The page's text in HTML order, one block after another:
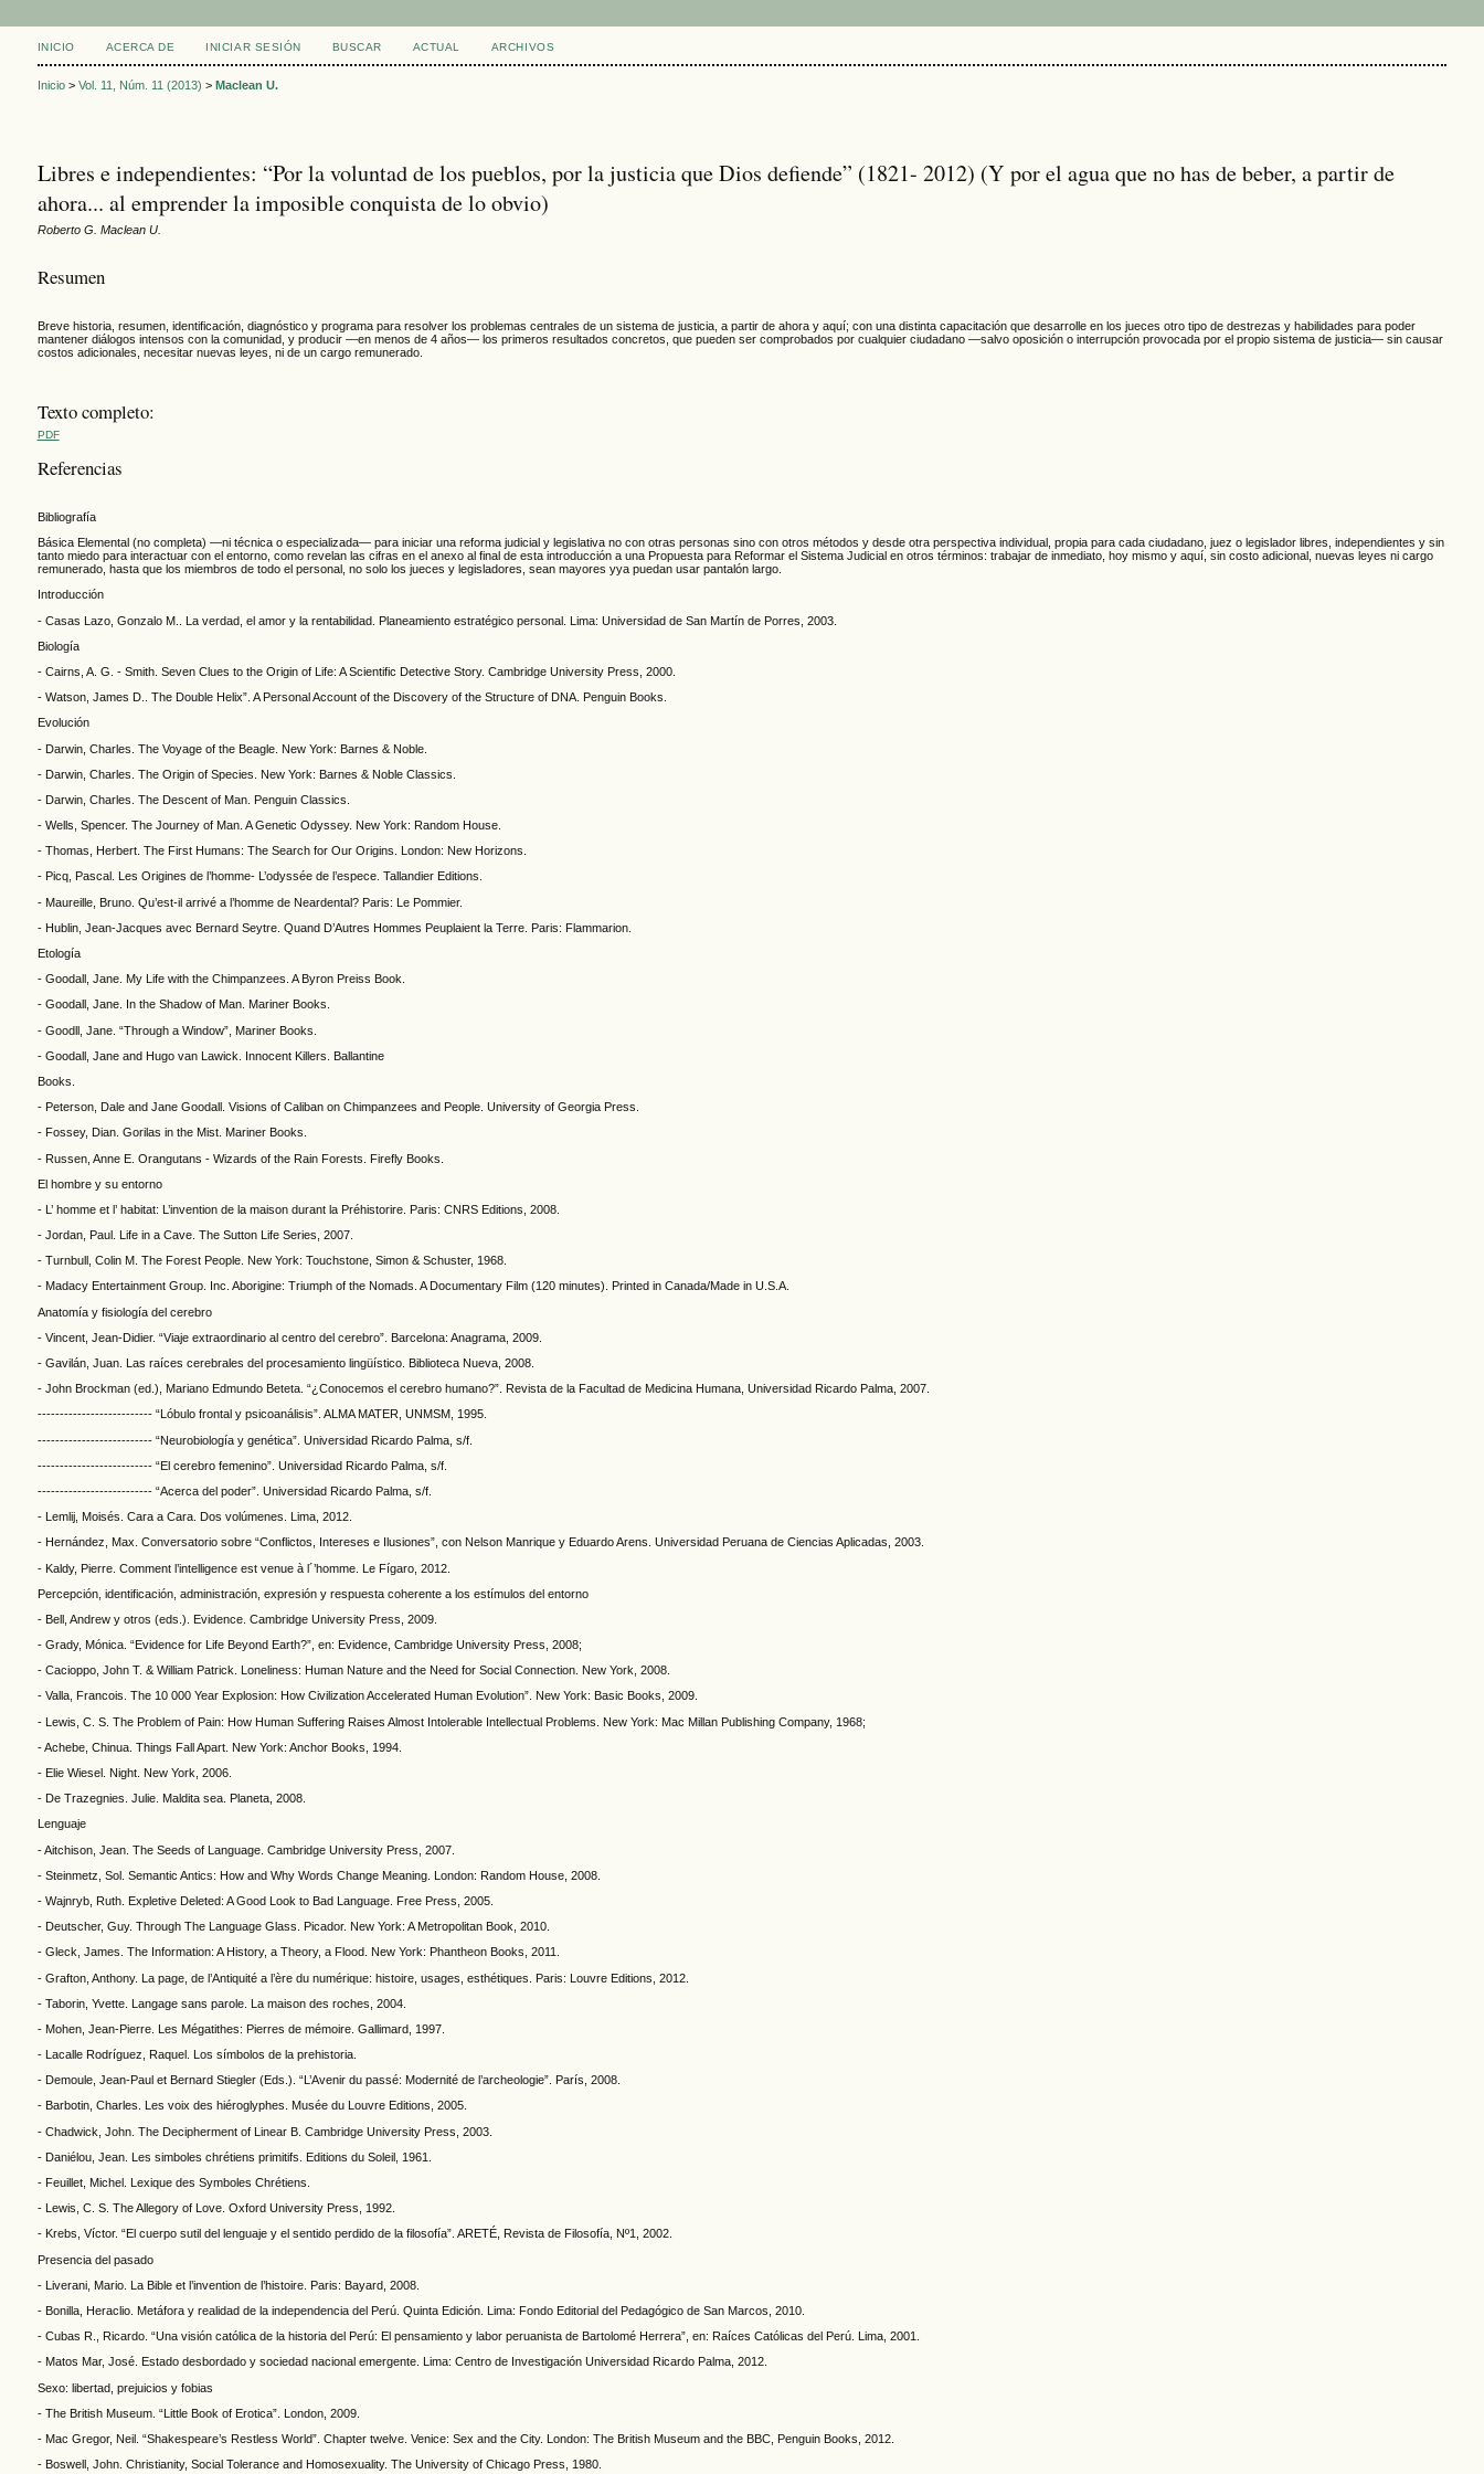
INICIO ACERCA DE INICIAR SESIÓN BUSCAR ACTUAL ARCHIVOS
Inicio> Vol. 11, Núm. 11 (2013) > Maclean U.
Libres e independientes: “Por la voluntad de los pueblos, por la justicia que Dios defiende” (1821- 2012) (Y por el agua que no has de beber, a partir de
ahora... al emprender la imposible conquista de lo obvio)
Roberto G. Maclean U.
Resumen
Breve historia, resumen, identificación, diagnóstico y programa para resolver los problemas centrales de un sistema de justicia, a partir de ahora y aquí; con una distinta capacitación que desarrolle en los jueces otro tipo de destrezas y habilidades para poder
mantener diálogos intensos con la comunidad, y producir —en menos de 4 años— los primeros resultados concretos, que pueden ser comprobados por cualquier ciudadano —salvo oposición o interrupción provocada por el propio sistema de justicia— sin causar
costos adicionales, necesitar nuevas leyes, ni de un cargo remunerado.
Texto completo:
PDF
Referencias
Bibliografía
Básica Elemental (no completa) —ni técnica o especializada— para iniciar una reforma judicial y legislativa no con otras personas sino con otros métodos y desde otra perspectiva individual, propia para cada ciudadano, juez o legislador libres, independientes y sin
tanto miedo para interactuar con el entorno, como revelan las cifras en el anexo al final de esta introducción a una Propuesta para Reformar el Sistema Judicial en otros términos: trabajar de inmediato, hoy mismo y aquí, sin costo adicional, nuevas leyes ni cargo
remunerado, hasta que los miembros de todo el personal, no solo los jueces y legisladores, sean mayores yya puedan usar pantalón largo.
Introducción
- Casas Lazo, Gonzalo M.. La verdad, el amor y la rentabilidad. Planeamiento estratégico personal. Lima: Universidad de San Martín de Porres, 2003.
Biología
- Cairns, A. G. - Smith. Seven Clues to the Origin of Life: A Scientific Detective Story. Cambridge University Press, 2000.
- Watson, James D.. The Double Helix”. A Personal Account of the Discovery of the Structure of DNA. Penguin Books.
Evolución
- Darwin, Charles. The Voyage of the Beagle. New York: Barnes & Noble.
- Darwin, Charles. The Origin of Species. New York: Barnes & Noble Classics.
- Darwin, Charles. The Descent of Man. Penguin Classics.
- Wells, Spencer. The Journey of Man. A Genetic Odyssey. New York: Random House.
- Thomas, Herbert. The First Humans: The Search for Our Origins. London: New Horizons.
- Picq, Pascal. Les Origines de l’homme- L’odyssée de l’espece. Tallandier Editions.
- Maureille, Bruno. Qu’est-il arrivé a l’homme de Neardental? Paris: Le Pommier.
- Hublin, Jean-Jacques avec Bernard Seytre. Quand D’Autres Hommes Peuplaient la Terre. Paris: Flammarion.
Etología
- Goodall, Jane. My Life with the Chimpanzees. A Byron Preiss Book.
- Goodall, Jane. In the Shadow of Man. Mariner Books.
- Goodll, Jane. “Through a Window”, Mariner Books.
- Goodall, Jane and Hugo van Lawick. Innocent Killers. Ballantine
Books.
- Peterson, Dale and Jane Goodall. Visions of Caliban on Chimpanzees and People. University of Georgia Press.
- Fossey, Dian. Gorilas in the Mist. Mariner Books.
- Russen, Anne E. Orangutans - Wizards of the Rain Forests. Firefly Books.
El hombre y su entorno
- L’ homme et l’ habitat: L’invention de la maison durant la Préhistorire. Paris: CNRS Editions, 2008.
- Jordan, Paul. Life in a Cave. The Sutton Life Series, 2007.
- Turnbull, Colin M. The Forest People. New York: Touchstone, Simon & Schuster, 1968.
- Madacy Entertainment Group. Inc. Aborigine: Triumph of the Nomads. A Documentary Film (120 minutes). Printed in Canada/Made in U.S.A.
Anatomía y fisiología del cerebro
- Vincent, Jean-Didier. “Viaje extraordinario al centro del cerebro”. Barcelona: Anagrama, 2009.
- Gavilán, Juan. Las raíces cerebrales del procesamiento lingüístico. Biblioteca Nueva, 2008.
- John Brockman (ed.), Mariano Edmundo Beteta. “¿Conocemos el cerebro humano?”. Revista de la Facultad de Medicina Humana, Universidad Ricardo Palma, 2007.
-------------------------- “Lóbulo frontal y psicoanálisis”. ALMA MATER, UNMSM, 1995.
-------------------------- “Neurobiología y genética”. Universidad Ricardo Palma, s/f.
-------------------------- “El cerebro femenino”. Universidad Ricardo Palma, s/f.
-------------------------- “Acerca del poder”. Universidad Ricardo Palma, s/f.
- Lemlij, Moisés. Cara a Cara. Dos volúmenes. Lima, 2012.
- Hernández, Max. Conversatorio sobre “Conflictos, Intereses e Ilusiones”, con Nelson Manrique y Eduardo Arens. Universidad Peruana de Ciencias Aplicadas, 2003.
- Kaldy, Pierre. Comment l’intelligence est venue à l´’homme. Le Fígaro, 2012.
Percepción, identificación, administración, expresión y respuesta coherente a los estímulos del entorno
- Bell, Andrew y otros (eds.). Evidence. Cambridge University Press, 2009.
- Grady, Mónica. “Evidence for Life Beyond Earth?”, en: Evidence, Cambridge University Press, 2008;
- Cacioppo, John T. & William Patrick. Loneliness: Human Nature and the Need for Social Connection. New York, 2008.
- Valla, Francois. The 10 000 Year Explosion: How Civilization Accelerated Human Evolution”. New York: Basic Books, 2009.
- Lewis, C. S. The Problem of Pain: How Human Suffering Raises Almost Intolerable Intellectual Problems. New York: Mac Millan Publishing Company, 1968;
- Achebe, Chinua. Things Fall Apart. New York: Anchor Books, 1994.
- Elie Wiesel. Night. New York, 2006.
- De Trazegnies. Julie. Maldita sea. Planeta, 2008.
Lenguaje
- Aitchison, Jean. The Seeds of Language. Cambridge University Press, 2007.
- Steinmetz, Sol. Semantic Antics: How and Why Words Change Meaning. London: Random House, 2008.
- Wajnryb, Ruth. Expletive Deleted: A Good Look to Bad Language. Free Press, 2005.
- Deutscher, Guy. Through The Language Glass. Picador. New York: A Metropolitan Book, 2010.
- Gleck, James. The Information: A History, a Theory, a Flood. New York: Phantheon Books, 2011.
- Grafton, Anthony. La page, de l’Antiquité a l’ère du numérique: histoire, usages, esthétiques. Paris: Louvre Editions, 2012.
- Taborin, Yvette. Langage sans parole. La maison des roches, 2004.
- Mohen, Jean-Pierre. Les Mégatithes: Pierres de mémoire. Gallimard, 1997.
- Lacalle Rodríguez, Raquel. Los símbolos de la prehistoria.
- Demoule, Jean-Paul et Bernard Stiegler (Eds.). “L’Avenir du passé: Modernité de l’archeologie”. París, 2008.
- Barbotin, Charles. Les voix des hiéroglyphes. Musée du Louvre Editions, 2005.
- Chadwick, John. The Decipherment of Linear B. Cambridge University Press, 2003.
- Daniélou, Jean. Les simboles chrétiens primitifs. Editions du Soleil, 1961.
- Feuillet, Michel. Lexique des Symboles Chrétiens.
- Lewis, C. S. The Allegory of Love. Oxford University Press, 1992.
- Krebs, Víctor. “El cuerpo sutil del lenguaje y el sentido perdido de la filosofía”. ARETÉ, Revista de Filosofía, Nº1, 2002.
Presencia del pasado
- Liverani, Mario. La Bible et l’invention de l’histoire. Paris: Bayard, 2008.
- Bonilla, Heraclio. Metáfora y realidad de la independencia del Perú. Quinta Edición. Lima: Fondo Editorial del Pedagógico de San Marcos, 2010.
- Cubas R., Ricardo. “Una visión católica de la historia del Perú: El pensamiento y labor peruanista de Bartolomé Herrera”, en: Raíces Católicas del Perú. Lima, 2001.
- Matos Mar, José. Estado desbordado y sociedad nacional emergente. Lima: Centro de Investigación Universidad Ricardo Palma, 2012.
Sexo: libertad, prejuicios y fobias
- The British Museum. “Little Book of Erotica”. London, 2009.
- Mac Gregor, Neil. “Shakespeare’s Restless World”. Chapter twelve. Venice: Sex and the City. London: The British Museum and the BBC, Penguin Books, 2012.
- Boswell, John. Christianity, Social Tolerance and Homosexuality. The University of Chicago Press, 1980.